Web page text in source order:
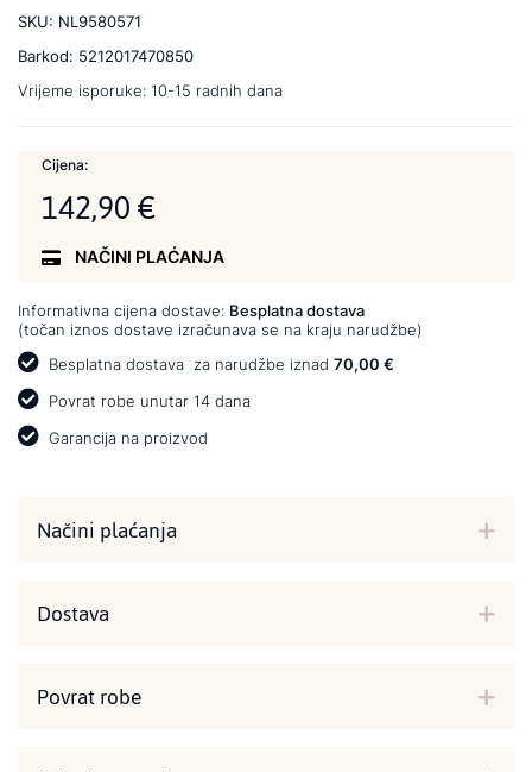
SKU: NL9580571
Barkod: 5212017470850
Vrijeme isporuke: 10-15 radnih dana
Cijena:
142,90 €
NAČINI PLAĆANJA
Informativna cijena dostave: Besplatna dostava
(točan iznos dostave izračunava se na kraju narudžbe)
Besplatna dostava za narudžbe iznad 70,00 €
Povrat robe unutar 14 dana
Garancija na proizvod
Načini plaćanja
Dostava
Povrat robe